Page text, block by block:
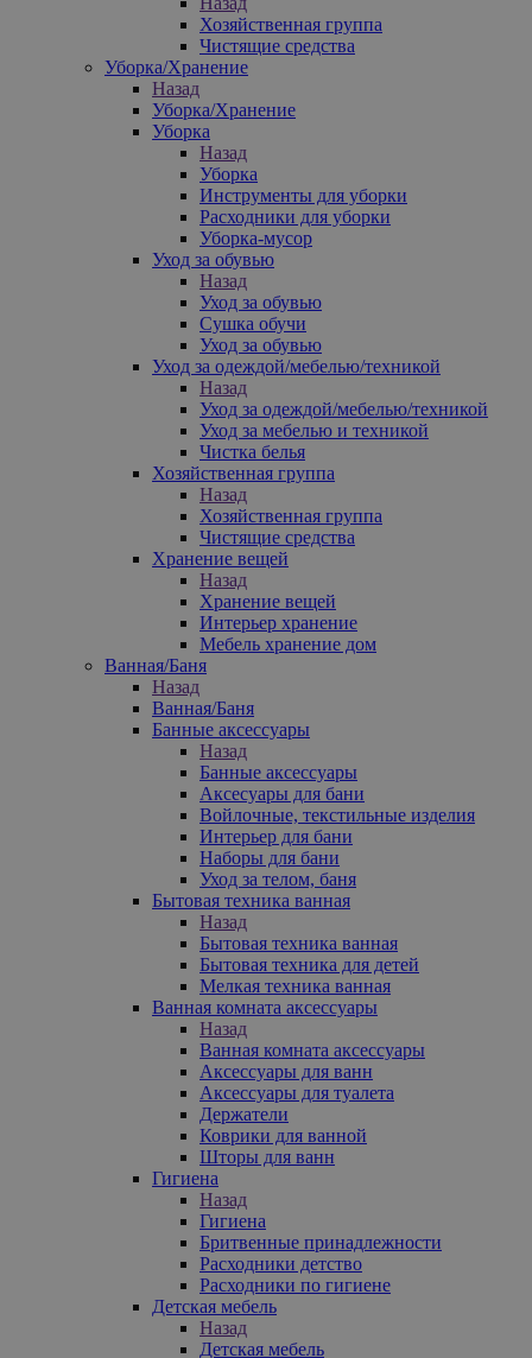
Хозяйственная группа
Чистящие средства
Уборка/Хранение
Назад
Уборка/Хранение
Уборка
Назад
Уборка
Инструменты для уборки
Расходники для уборки
Уборка-мусор
Уход за обувью
Назад
Уход за обувью
Сушка обучи
Уход за обувью
Уход за одеждой/мебелью/техникой
Назад
Уход за одеждой/мебелью/техникой
Уход за мебелью и техникой
Чистка белья
Хозяйственная группа
Назад
Хозяйственная группа
Чистящие средства
Хранение вещей
Назад
Хранение вещей
Интерьер хранение
Мебель хранение дом
Ванная/Баня
Назад
Ванная/Баня
Банные аксессуары
Назад
Банные аксессуары
Аксесуары для бани
Войлочные, текстильные изделия
Интерьер для бани
Наборы для бани
Уход за телом, баня
Бытовая техника ванная
Назад
Бытовая техника ванная
Бытовая техника для детей
Мелкая техника ванная
Ванная комната аксессуары
Назад
Ванная комната аксессуары
Аксессуары для ванн
Аксессуары для туалета
Держатели
Коврики для ванной
Шторы для ванн
Гигиена
Назад
Гигиена
Бритвенные принадлежности
Расходники детство
Расходники по гигиене
Детская мебель
Назад
Детская мебель